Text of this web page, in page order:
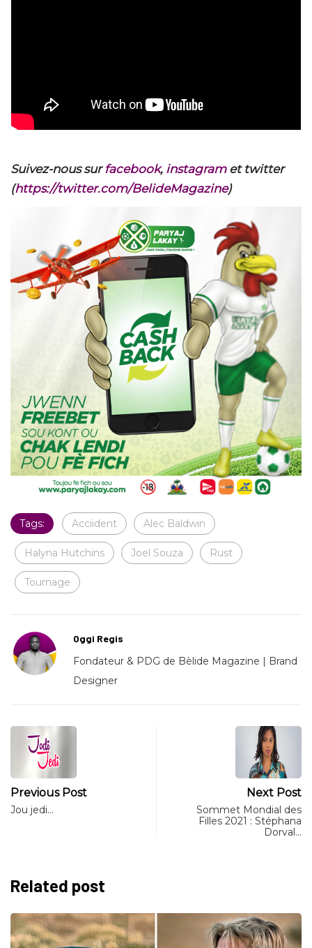
Suivez-nous sur facebook, instagramet twitter
(https://twitter.com/BelideMagazine)
Tags: Acciident Alec Baldwin
Halyna Hutchins Joel Souza Rust
Tournage
Oggi Regis
Fondateur & PDG de Bèlide Magazine | Brand
Designer
Previous Post
Jou jedi…
Next Post
Sommet Mondial des
Filles 2021 : Stéphana
Dorval…
Related post